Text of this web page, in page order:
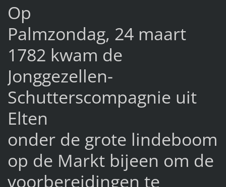
Op
Palmzondag, 24 maart
1782 kwam de
Jonggezellen-
Schutterscompagnie uit
Elten
onder de grote lindeboom
op de Markt bijeen om de
voorbereidingen te